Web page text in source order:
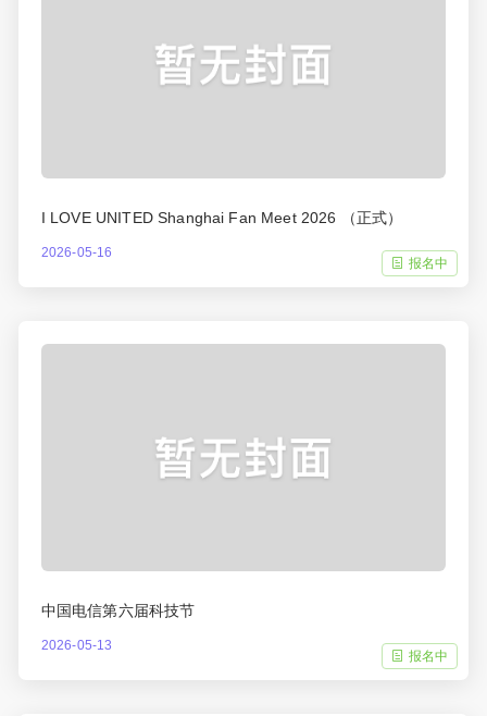
I LOVE UNITED Shanghai Fan Meet 2026 （正式）
2026-05-16
报名中
中国电信第六届科技节
2026-05-13
报名中